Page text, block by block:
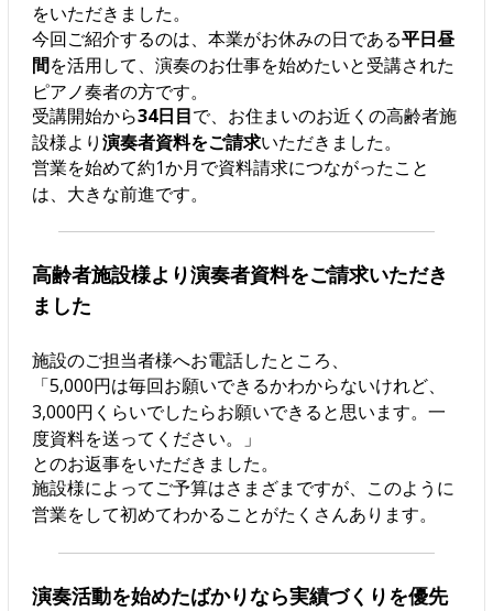
をいただきました。
今回ご紹介するのは、本業がお休みの日である平日昼
間を活用して、演奏のお仕事を始めたいと受講された
ピアノ奏者の方です。
受講開始から34日目で、お住まいのお近くの高齢者施
設様より演奏者資料をご請求いただきました。
営業を始めて約1か月で資料請求につながったこと
は、大きな前進です。
高齢者施設様より演奏者資料をご請求いただき
ました
施設のご担当者様へお電話したところ、
「5,000円は毎回お願いできるかわからないけれど、
3,000円くらいでしたらお願いできると思います。一
度資料を送ってください。」
とのお返事をいただきました。
施設様によってご予算はさまざまですが、このように
営業をして初めてわかることがたくさんあります。
演奏活動を始めたばかりなら実績づくりを優先